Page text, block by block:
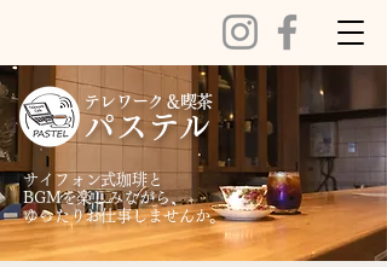
テレワーク＆喫茶
​パステル
​サイフォン式珈琲と
BGMを楽しみながら、
ゆったりお仕事しませんか。